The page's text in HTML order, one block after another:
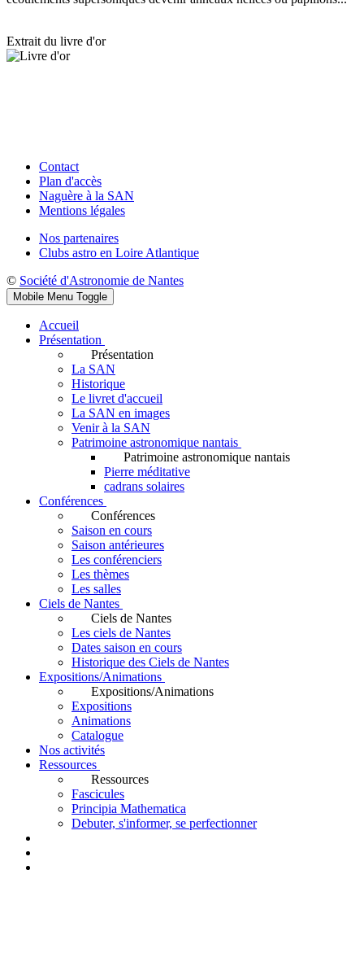
Extrait du livre d'or
Contact
Plan d'accès
Naguère à la SAN
Mentions légales
Nos partenaires
Clubs astro en Loire Atlantique
© Société d'Astronomie de Nantes
Mobile Menu Toggle
Accueil
Présentation
Présentation
La SAN
Historique
Le livret d'accueil
La SAN en images
Venir à la SAN
Patrimoine astronomique nantais
Patrimoine astronomique nantais
Pierre méditative
cadrans solaires
Conférences
Conférences
Saison en cours
Saison antérieures
Les conférenciers
Les thèmes
Les salles
Ciels de Nantes
Ciels de Nantes
Les ciels de Nantes
Dates saison en cours
Historique des Ciels de Nantes
Expositions/Animations
Expositions/Animations
Expositions
Animations
Catalogue
Nos activités
Ressources
Ressources
Fascicules
Principia Mathematica
Debuter, s'informer, se perfectionner